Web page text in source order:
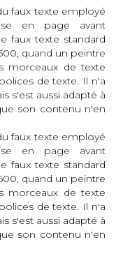
faux texte employé
en page avant
faux texte standard
quand un peintre
morceaux de texte
de texte. Il n'a
s'est aussi adapté à
son contenu n'en
faux texte employé
en page avant
faux texte standard
quand un peintre
morceaux de texte
de texte. Il n'a
s'est aussi adapté à
son contenu n'en